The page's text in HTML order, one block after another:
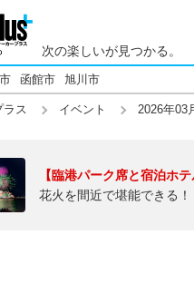
次の楽しいが見つかる。
函館市 旭川市
ラス イベント 2026年03
【臨港パーク席と宿泊ホ
花火を間近で堪能できる